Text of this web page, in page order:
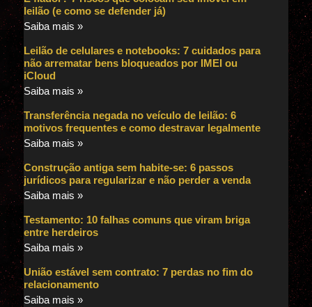
leilão (e como se defender já)
Saiba mais »
Leilão de celulares e notebooks: 7 cuidados para
não arrematar bens bloqueados por IMEI ou
iCloud
Saiba mais »
Transferência negada no veículo de leilão: 6
motivos frequentes e como destravar legalmente
Saiba mais »
Construção antiga sem habite-se: 6 passos
jurídicos para regularizar e não perder a venda
Saiba mais »
Testamento: 10 falhas comuns que viram briga
entre herdeiros
Saiba mais »
União estável sem contrato: 7 perdas no fim do
relacionamento
Saiba mais »